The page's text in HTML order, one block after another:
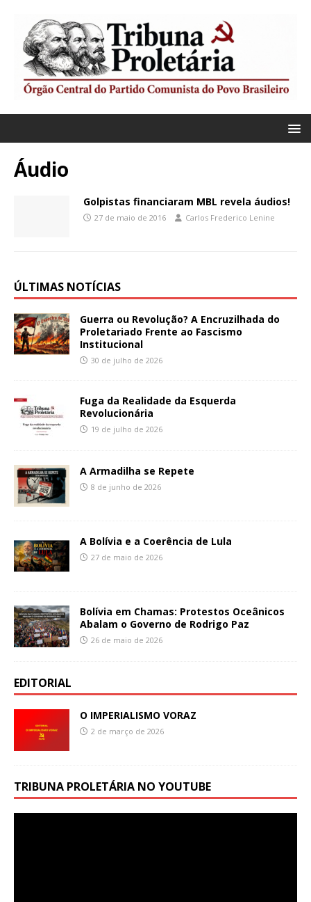
Áudio
Golpistas financiaram MBL revela áudios!
27 de maio de 2016 Carlos Frederico Lenine
ÚLTIMAS NOTÍCIAS
Guerra ou Revolução? A Encruzilhada do
Proletariado Frente ao Fascismo
Institucional
30 de julho de 2026
Fuga da Realidade da Esquerda
Revolucionária
19 de julho de 2026
A Armadilha se Repete
8 de junho de 2026
A Bolívia e a Coerência de Lula
27 de maio de 2026
Bolívia em Chamas: Protestos Oceânicos
Abalam o Governo de Rodrigo Paz
26 de maio de 2026
EDITORIAL
O IMPERIALISMO VORAZ
2 de março de 2026
TRIBUNA PROLETÁRIA NO YOUTUBE